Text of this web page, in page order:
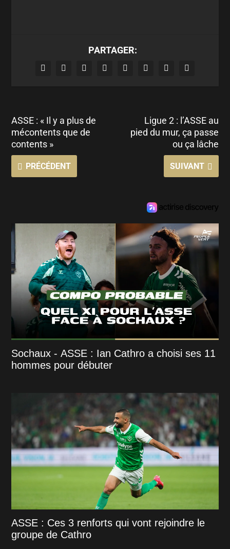
PARTAGER:
ASSE : « Il y a plus de
mécontents que de
contents »
PRÉCÉDENT
Ligue 2 : l’ASSE au
pied du mur, ça passe
ou ça lâche
SUIVANT
Sochaux - ASSE : Ian Cathro a choisi ses 11
hommes pour débuter
ASSE : Ces 3 renforts qui vont rejoindre le
groupe de Cathro